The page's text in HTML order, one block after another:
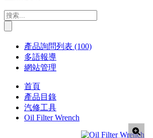
產品詢問列表 (100)
多語報導
網站管理
首頁
產品目錄
汽修工具
Oil Filter Wrench